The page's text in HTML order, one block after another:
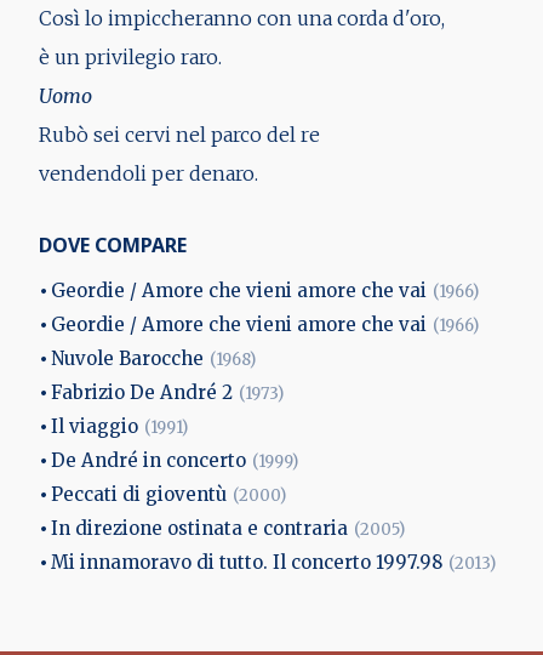
Così lo impiccheranno con una corda d'oro,
è un privilegio raro.
Uomo
Rubò sei cervi nel parco del re
vendendoli per denaro.
DOVE COMPARE
Geordie / Amore che vieni amore che vai (1966)
Geordie / Amore che vieni amore che vai (1966)
Nuvole Barocche (1968)
Fabrizio De André 2 (1973)
Il viaggio (1991)
De André in concerto (1999)
Peccati di gioventù (2000)
In direzione ostinata e contraria (2005)
Mi innamoravo di tutto. Il concerto 1997.98 (2013)